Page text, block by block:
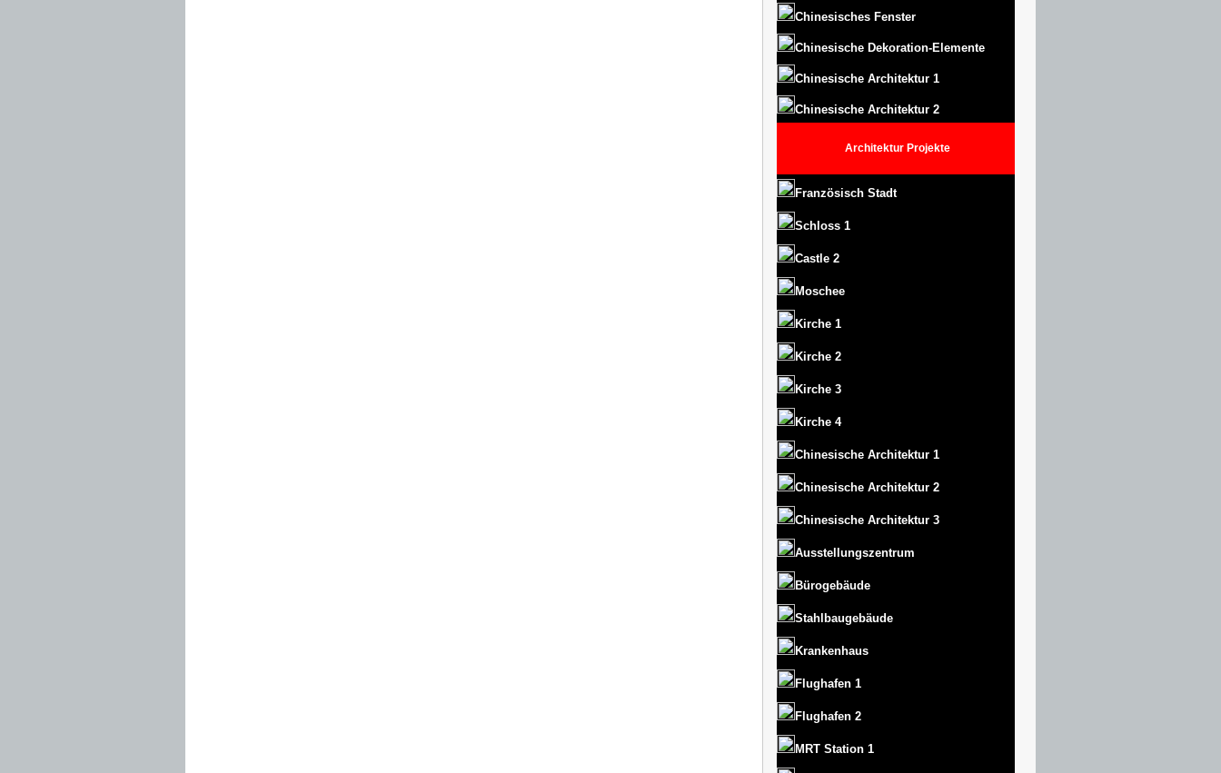
Chinesisches Fenster
Chinesische Dekoration-Elemente
Chinesische Architektur 1
Chinesische Architektur 2
Architektur Projekte
Französisch Stadt
Schloss 1
Castle 2
Moschee
Kirche 1
Kirche 2
Kirche 3
Kirche 4
Chinesische Architektur 1
Chinesische Architektur 2
Chinesische Architektur 3
Ausstellungszentrum
Bürogebäude
Stahlbaugebäude
Krankenhaus
Flughafen 1
Flughafen 2
MRT Station 1